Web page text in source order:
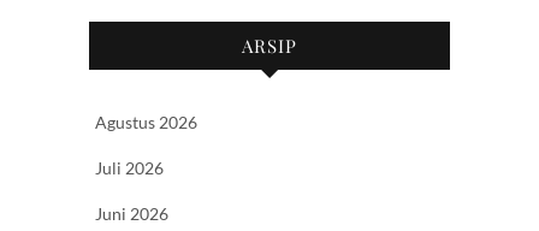
ARSIP
Agustus 2026
Juli 2026
Juni 2026